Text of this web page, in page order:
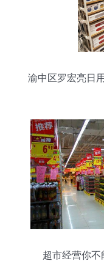
渝中区罗宏亮日
超市经营你